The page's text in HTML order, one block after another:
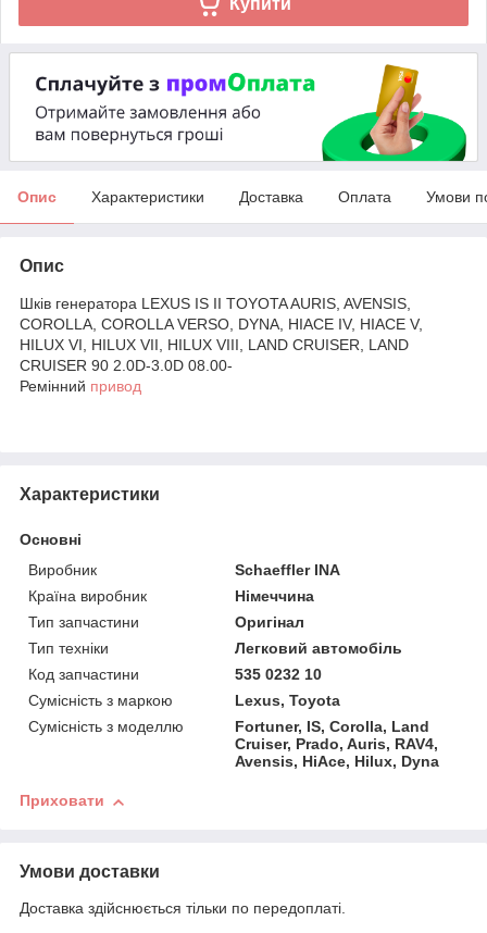
Опис Характеристики Доставка Оплата Умови
Опис
Шків генератора LEXUS IS II TOYOTA AURIS, AVENSIS,
COROLLA, COROLLA VERSO, DYNA, HIACE IV, HIACE V,
HILUX VI, HILUX VII, HILUX VIII, LAND CRUISER, LAND
CRUISER 90 2.0D-3.0D 08.00-
Ремінний привод
Характеристики
Основні
Виробник
Schaeffler INA
Країна виробник
Німеччина
Тип запчастини
Оригінал
Тип техніки
Легковий автомобіль
Код запчастини
535 0232 10
Сумісність з маркою
Lexus, Toyota
Сумісність з моделлю
Fortuner, IS, Corolla, Land
Cruiser, Prado, Auris, RAV4,
Avensis, HiAce, Hilux, Dyna
Приховати
Умови доставки
Доставка здійснюється тільки по передоплаті.